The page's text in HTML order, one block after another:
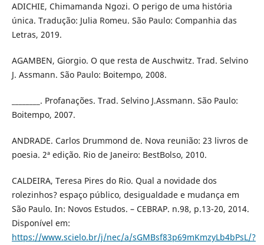
ADICHIE, Chimamanda Ngozi. O perigo de uma história
única. Tradução: Julia Romeu. São Paulo: Companhia das
Letras, 2019.
AGAMBEN, Giorgio. O que resta de Auschwitz. Trad. Selvino
J. Assmann. São Paulo: Boitempo, 2008.
________. Profanações. Trad. Selvino J.Assmann. São Paulo:
Boitempo, 2007.
ANDRADE. Carlos Drummond de. Nova reunião: 23 livros de
poesia. 2ª edição. Rio de Janeiro: BestBolso, 2010.
CALDEIRA, Teresa Pires do Rio. Qual a novidade dos
rolezinhos? espaço público, desigualdade e mudança em
São Paulo. In: Novos Estudos. – CEBRAP. n.98, p.13-20, 2014.
Disponível em:
https://www.scielo.br/j/nec/a/sGMBsf83p69mKmzyLb4bPsL/?